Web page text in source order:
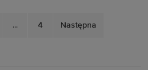
... 4 Następna